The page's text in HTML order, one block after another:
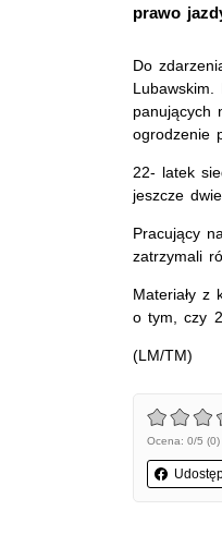
prawo
Do
panujących
ogrodzenie
22- latek
jeszcze
Pracujący
zatrzymali
Materiały
o tym, czy
(LM/TM)
Ocena: 0/5 (0)